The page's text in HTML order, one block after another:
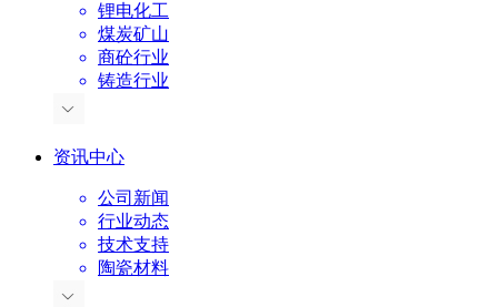
锂电化工
煤炭矿山
商砼行业
铸造行业
资讯中心
公司新闻
行业动态
技术支持
陶瓷材料